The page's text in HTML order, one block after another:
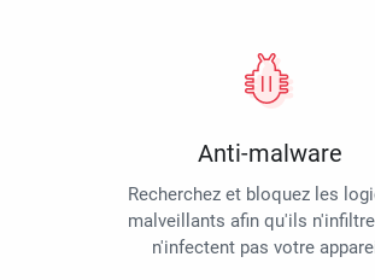
Anti-malware
Recherchez et bloquez les
malveillants afin qu'ils
n'infectent pas votre